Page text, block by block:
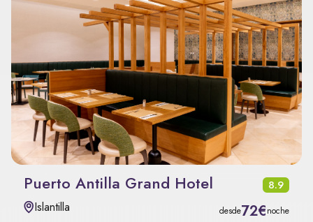
Puerto Antilla Grand Hotel 8.9
Islantilla desde72€noche